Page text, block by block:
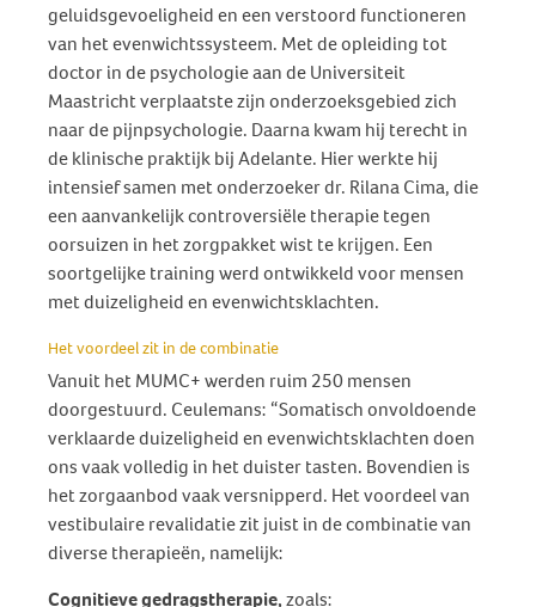
geluidsgevoeligheid en een verstoord functioneren
van het evenwichtssysteem. Met de opleiding tot
doctor in de psychologie aan de Universiteit
Maastricht verplaatste zijn onderzoeksgebied zich
naar de pijnpsychologie. Daarna kwam hij terecht in
de klinische praktijk bij Adelante. Hier werkte hij
intensief samen met onderzoeker dr. Rilana Cima, die
een aanvankelijk controversiële therapie tegen
oorsuizen in het zorgpakket wist te krijgen. Een
soortgelijke training werd ontwikkeld voor mensen
met duizeligheid en evenwichtsklachten.
Het voordeel zit in de combinatie
Vanuit het MUMC+ werden ruim 250 mensen
doorgestuurd. Ceulemans: “Somatisch onvoldoende
verklaarde duizeligheid en evenwichtsklachten doen
ons vaak volledig in het duister tasten. Bovendien is
het zorgaanbod vaak versnipperd. Het voordeel van
vestibulaire revalidatie zit juist in de combinatie van
diverse therapieën, namelijk:
Cognitieve gedragstherapie,zoals: